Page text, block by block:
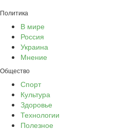
Политика
В мире
Россия
Украина
Мнение
Общество
Спорт
Культура
Здоровье
Технологии
Полезное